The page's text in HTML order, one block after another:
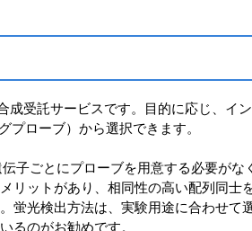
受託サービスです。目的に応じ、イ
プローブ）から選択できます。
子ごとにプローブを用意する必要が
ットがあり、相同性の高い配列同士
蛍光検出方法は、実験用途に合わせ
るのがお勧めです。